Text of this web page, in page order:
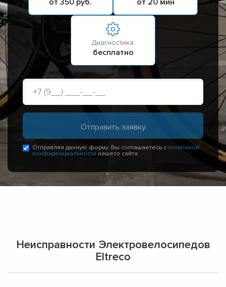
от 350 руб. от 20 мин
Диагностика:
бесплатно
Отправляя данную форму, Вы соглашаетесь с политикой
конфиденциальности нашего сайта
Неисправности Электровелосипедов
Eltreco